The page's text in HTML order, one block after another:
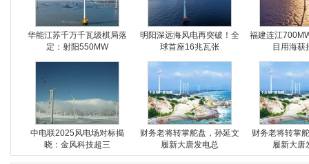
华能江苏千万千瓦级棋局落
定：射阳550MW
明阳深远海风电再突破！全
球首座16兆瓦张
福建连江
目用海获
中电联2025风电场对标揭
晓：金风科技超三
财务老将转掌舵盘，孙延文
履新大唐发电总
财务老将转掌
履新大唐